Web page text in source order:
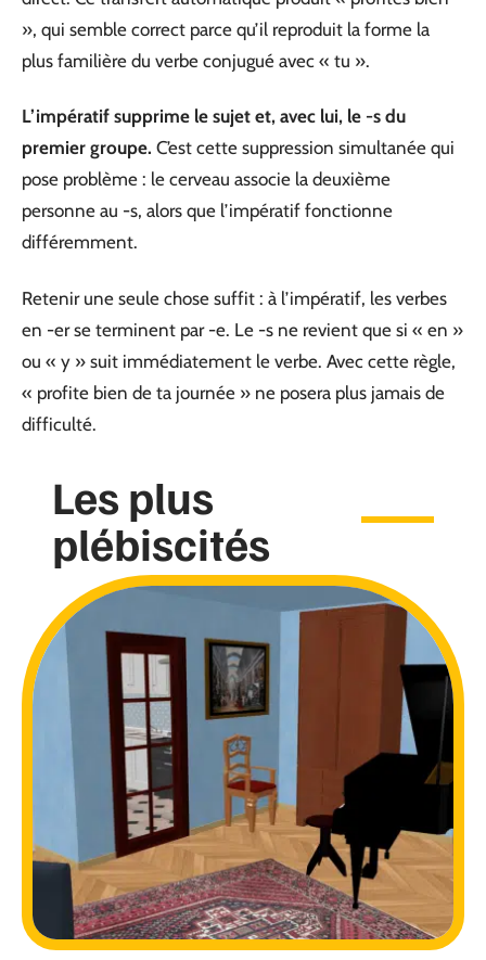
», qui semble correct parce qu’il reproduit la forme la
plus familière du verbe conjugué avec « tu ».
L’impératif supprime le sujet et, avec lui, le -s du
premier groupe. C’est cette suppression simultanée qui
pose problème : le cerveau associe la deuxième
personne au -s, alors que l’impératif fonctionne
différemment.
Retenir une seule chose suffit : à l’impératif, les verbes
en -er se terminent par -e. Le -s ne revient que si « en »
ou « y » suit immédiatement le verbe. Avec cette règle,
« profite bien de ta journée » ne posera plus jamais de
difficulté.
Les plus
plébiscités